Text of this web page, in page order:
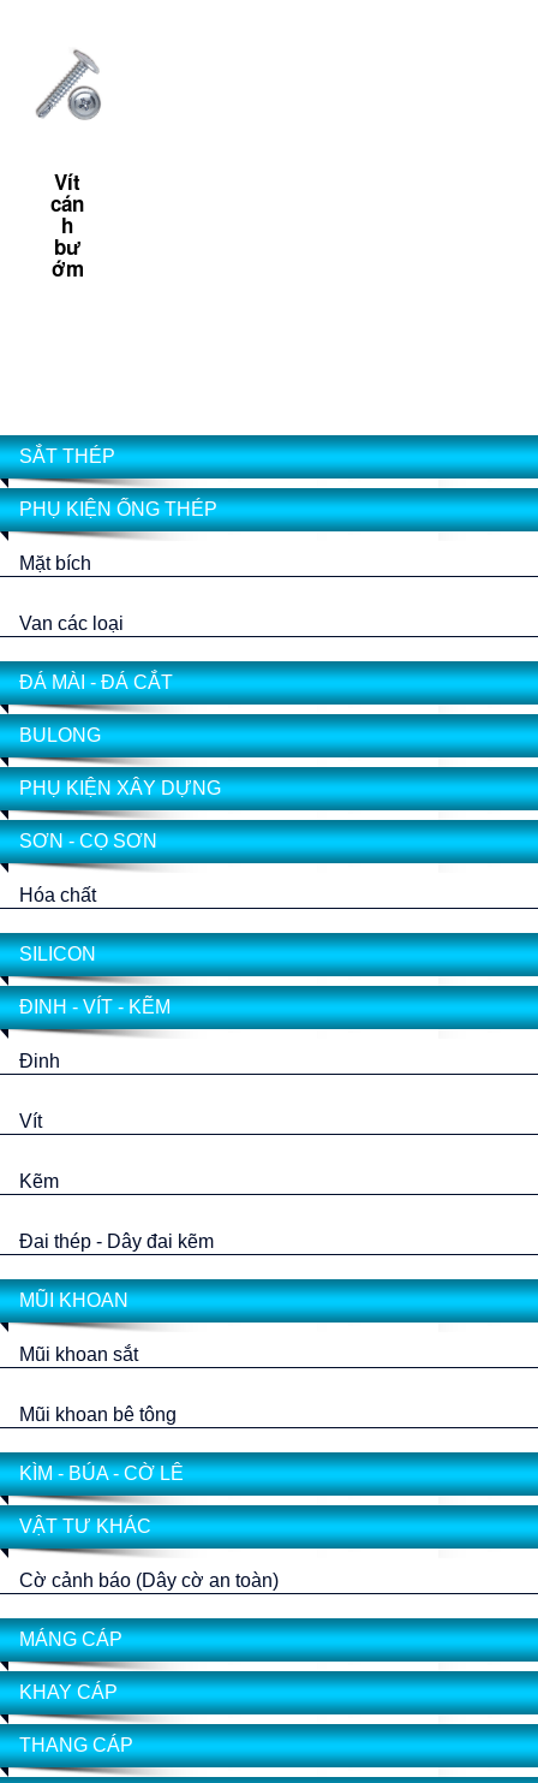
Vít
cán
h
bư
ớm
SẮT THÉP
PHỤ KIỆN ỐNG THÉP
Mặt bích
Van các loại
ĐÁ MÀI - ĐÁ CẮT
BULONG
PHỤ KIỆN XÂY DỰNG
SƠN - CỌ SƠN
Hóa chất
SILICON
ĐINH - VÍT - KẼM
Đinh
Vít
Kẽm
Đai thép - Dây đai kẽm
MŨI KHOAN
Mũi khoan sắt
Mũi khoan bê tông
KÌM - BÚA - CỜ LÊ
VẬT TƯ KHÁC
Cờ cảnh báo (Dây cờ an toàn)
MÁNG CÁP
KHAY CÁP
THANG CÁP